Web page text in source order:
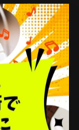
ード進行例や
実践と理論を結
きの参考書を活
理解が深まりま
び、繰り返し活
ながります。